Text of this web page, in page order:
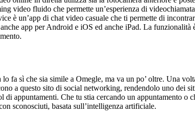
video fluido che permette un’esperienza di
è un’app di chat video casuale che ti permette di
app per Android e iOS ed anche iPad. La funzionalità
fa sì che sia simile a Omegle, ma va un po’ oltre. Una
a questo sito di social networking, rendendolo uno dei
appuntamenti. Che tu stia cercando un appuntamento o
sconosciuti, basata sull’intelligenza artificiale.